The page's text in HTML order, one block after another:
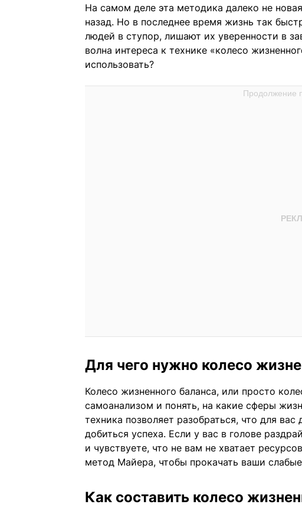
На самом деле эта методика далеко не
назад. Но в последнее время жизнь так
людей в ступор, лишают их уверенности в
волна интереса к технике «колесо
использовать?
Для чего нужно колесо
Колесо жизненного баланса, или просто
самоанализом и понять, на какие сферы
техника позволяет разобраться, что для
добиться успеха. Если у вас в голове
и чувствуете, что не вам не хватает
метод Майера, чтобы прокачать ваши
Как составить колесо